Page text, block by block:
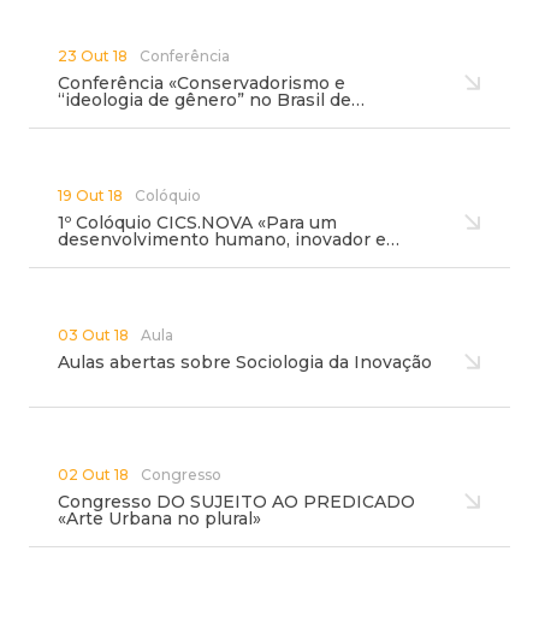
23 Out 18 Conferência
Conferência «Conservadorismo e
“ideologia de gênero” no Brasil de…
19 Out 18 Colóquio
1º Colóquio CICS.NOVA «Para um
desenvolvimento humano, inovador e…
03 Out 18 Aula
Aulas abertas sobre Sociologia da Inovação
02 Out 18 Congresso
Congresso DO SUJEITO AO PREDICADO
«Arte Urbana no plural»